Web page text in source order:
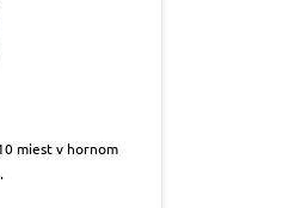
miest v hornom